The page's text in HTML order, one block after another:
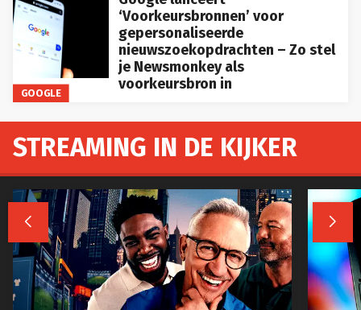
GOOGLE
‘Voorkeursbronnen’ voor
gepersonaliseerde
nieuwszoekopdrachten – Zo stel
je Newsmonkey als
voorkeursbron in
STREAMING IN DE KIJKER
 